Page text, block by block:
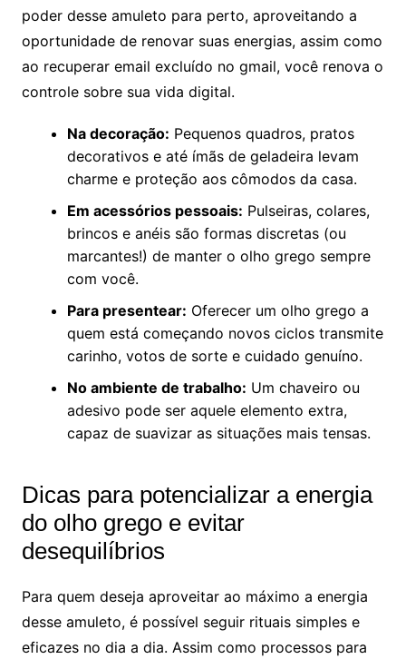
poder desse amuleto para perto, aproveitando a
oportunidade de renovar suas energias, assim como
ao recuperar email excluído no gmail, você renova o
controle sobre sua vida digital.
Na decoração: Pequenos quadros, pratos
decorativos e até ímãs de geladeira levam
charme e proteção aos cômodos da casa.
Em acessórios pessoais: Pulseiras, colares,
brincos e anéis são formas discretas (ou
marcantes!) de manter o olho grego sempre
com você.
Para presentear: Oferecer um olho grego a
quem está começando novos ciclos transmite
carinho, votos de sorte e cuidado genuíno.
No ambiente de trabalho: Um chaveiro ou
adesivo pode ser aquele elemento extra,
capaz de suavizar as situações mais tensas.
Dicas para potencializar a energia
do olho grego e evitar
desequilíbrios
Para quem deseja aproveitar ao máximo a energia
desse amuleto, é possível seguir rituais simples e
eficazes no dia a dia. Assim como processos para